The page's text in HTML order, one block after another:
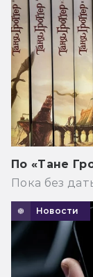
По «Тане
Пока без
Новости